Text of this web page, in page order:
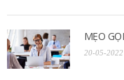
MẸO
20-05-